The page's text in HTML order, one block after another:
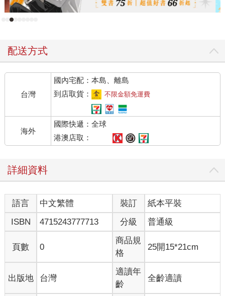
了一種生活方式後終能逆襲的故事。 創作的最大挑戰，是設
定快穿文中每個世界的背景。受字數所限對故事背景的形容
妳心目中的理想型呢？而在眾美男之中，誰會是妳男友的第
一選擇？ 單以性格而論，我最喜歡的是《炮灰要向上》的堇
青。該決絕時決絕，可是卻也有著溫柔的一面。性格堅強獨
立，很希望自己也能成為一個這樣的女強人。 男友的話我會
選《傭兵公主》中的多提亞，溫柔又紳士的男生很吸引人，
青梅竹馬的屬性也加了不少分數。 Q3：老師家有著「動物
園」的美稱，可以為我們簡單介紹妳的寶貝們嗎？ 寵物中老
大是烏龜「ET」，養了牠有二十年了，牠每天都在書桌監視
是個快十三歲的老婆婆，仍然非常愛撒嬌。還有白色愛情鳥
「白豬」，牠的體型最小可破壞力卻最驚人，曾碎掉家裡無
愛的小女生呢！非常期待這位新家人的到來。 Q4：炎炎夏日
讓人難受，在這可怕的熱浪中，老師有哪些推薦書單可以讓
讀者們「清涼」一夏呢？ 記得小時候看過亦舒老師的一篇短
篇故事《牆》，對當時幼小的我留下深刻的印象。看完以後
會擔心家裡的牆也許在某天會說話，最後還把我取而代之。
大家有興趣的話可以看看喔！ 當然，還要推薦我的靈異作品
《異眼房東的日常生活》啦！輕鬆向的靈異故事，恐怖程度
不會很高，怕鬼的朋友們也可以看呢XD 2018台北漫博 香草
配送方式
台灣
國內宅配：本島、離島
到店取貨：
不限金額免運費
海外
國際快遞：全球
港澳店取：
詳細資料
語言 中文繁體 裝訂
紙本平裝
ISBN
4715243777713 分級 普通級
頁數 0
商品規
格
25開15*21cm
出版地 台灣
適讀年
齡
全齡適讀